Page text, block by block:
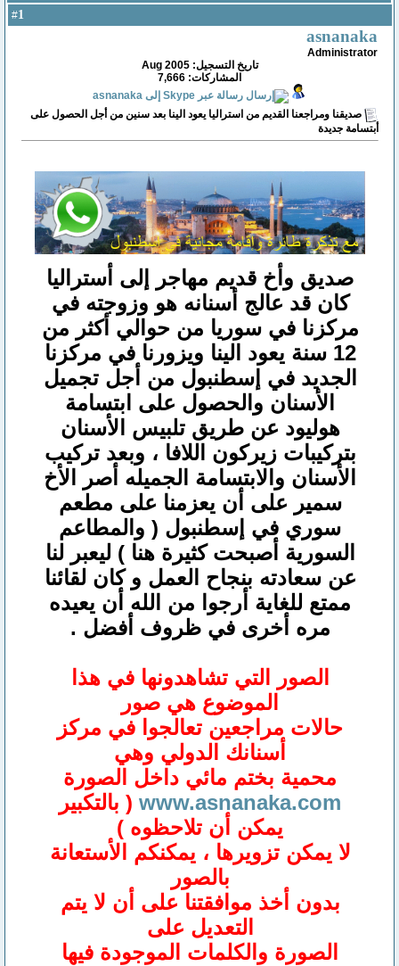
asnanaka
Administrator
تاريخ التسجيل: Aug 2005
المشاركات: 7,666
صديقنا ومراجعنا القديم من استراليا يعود الينا بعد سنين من أجل الحصول على
أبتسامة جديدة
صديق وأخ قديم مهاجر إلى أستراليا
كان قد عالج أسنانه هو وزوجته في
مركزنا في سوريا من حوالي أكثر من
12 سنة يعود الينا ويزورنا في مركزنا
الجديد في إسطنبول من أجل تجميل
الأسنان والحصول على ابتسامة
هوليود عن طريق تلبيس الأسنان
بتركيبات زيركون اللافا ، وبعد تركيب
الأسنان والابتسامة الجميله أصر الأخ
سمير على أن يعزمنا على مطعم
سوري في إسطنبول ( والمطاعم
السورية أصبحت كثيرة هنا ) ليعبر لنا
عن سعادته بنجاح العمل و كان لقائنا
ممتع للغاية أرجوا من الله أن يعيده
مره أخرى في ظروف أفضل .
الصور التي تشاهدونها في هذا
الموضوع هي صور
حالات مراجعين تعالجوا في مركز
أسنانك الدولي وهي
محمية بختم مائي داخل الصورة
www.asnanaka.com( بالتكبير
يمكن أن تلاحظوه )
لا يمكن تزويرها ، يمكنكم الأستعانة
بالصور
بدون أخذ موافقتنا على أن لا يتم
التعديل على
الصورة والكلمات الموجودة فيها